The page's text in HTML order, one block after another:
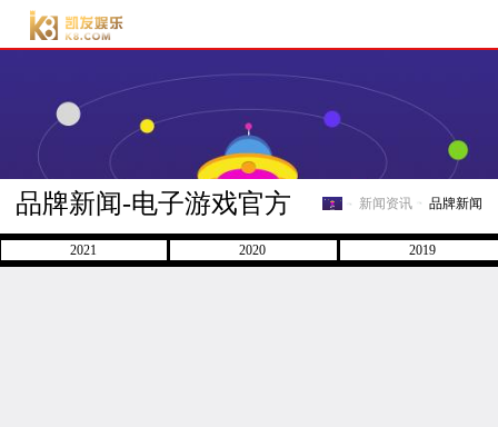
电子游戏官方-电子游
品牌新闻-电子游戏官方 新闻资讯 品牌新闻
2021 2020 2019